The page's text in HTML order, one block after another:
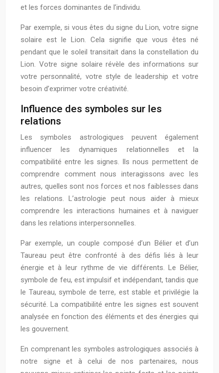
et les forces dominantes de l’individu.
Par exemple, si vous êtes du signe du Lion, votre signe
solaire est le Lion. Cela signifie que vous êtes né
pendant que le soleil transitait dans la constellation du
Lion. Votre signe solaire révèle des informations sur
votre personnalité, votre style de leadership et votre
besoin d’exprimer votre créativité.
Influence des symboles sur les
relations
Les symboles astrologiques peuvent également
influencer les dynamiques relationnelles et la
compatibilité entre les signes. Ils nous permettent de
comprendre comment nous interagissons avec les
autres, quelles sont nos forces et nos faiblesses dans
les relations. L’astrologie peut nous aider à mieux
comprendre les interactions humaines et à naviguer
dans les relations interpersonnelles.
Par exemple, un couple composé d’un Bélier et d’un
Taureau peut être confronté à des défis liés à leur
énergie et à leur rythme de vie différents. Le Bélier,
symbole de feu, est impulsif et indépendant, tandis que
le Taureau, symbole de terre, est stable et privilégie la
sécurité. La compatibilité entre les signes est souvent
analysée en fonction des éléments et des énergies qui
les gouvernent.
En comprenant les symboles astrologiques associés à
notre signe et à celui de nos partenaires, nous